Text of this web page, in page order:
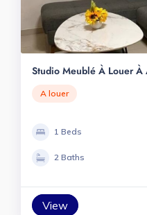
Studio Meublé À Louer À
A louer
1 Beds
2 Baths
View